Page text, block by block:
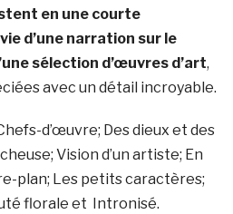
en une courte
d’une narration sur le
sélection d’œuvres d’art,
avec un détail incroyable.
d’œuvre; Des dieux et des
Vision d’un artiste; En
plan; Les petits caractères;
florale et Intronisé.